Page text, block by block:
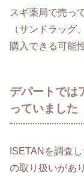
スギ薬局で売っ
（サンドラッグ
購入できる可能
デパートでは
っていました
ISETANを調査
の取り扱いがあ